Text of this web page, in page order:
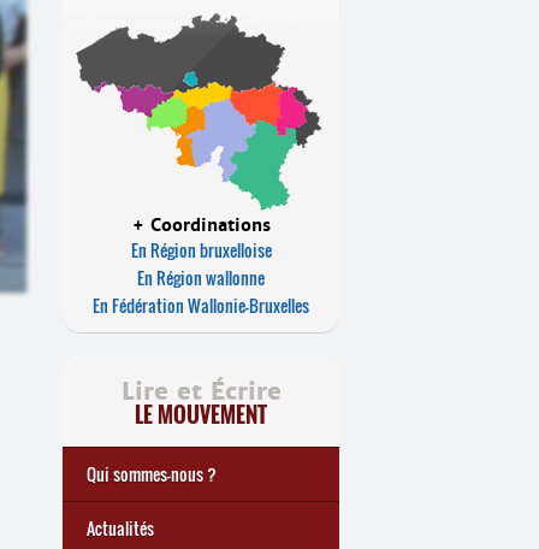
+ Coordinations
En Région bruxelloise
En Région wallonne
En Fédération Wallonie-Bruxelles
Lire et Écrire
LE MOUVEMENT
Qui sommes-nous ?
Notre histoire
Le mouvement Lire et Écrire
Charte de Lire et Écrire
Actions de recherches et
études
Actions de formations de
formateurs
... Tous les articles
Actualités